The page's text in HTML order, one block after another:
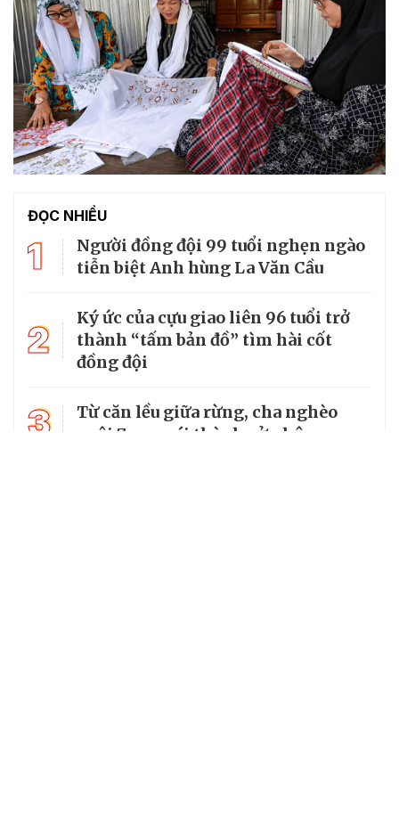
ĐỌC NHIỀU
1
Người đồng đội 99 tuổi nghẹn ngào
tiễn biệt Anh hùng La Văn Cầu
2
Ký ức của cựu giao liên 96 tuổi trở
thành “tấm bản đồ” tìm hài cốt
đồng đội
3
Từ căn lều giữa rừng, cha nghèo
nuôi 7 con gái thành cử nhân